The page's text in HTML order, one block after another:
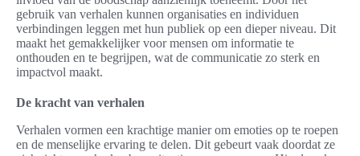
gebruik van verhalen kunnen organisaties en individuen
verbindingen leggen met hun publiek op een dieper niveau. Dit
maakt het gemakkelijker voor mensen om informatie te
onthouden en te begrijpen, wat de communicatie zo sterk en
impactvol maakt.
De kracht van verhalen
Verhalen vormen een krachtige manier om emoties op te roepen
en de menselijke ervaring te delen. Dit gebeurt vaak doordat ze